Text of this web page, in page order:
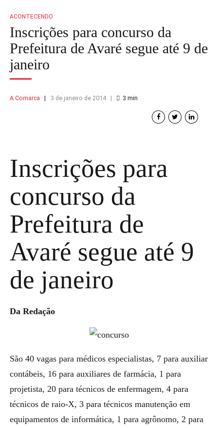
ACONTECENDO
Inscrições para concurso da
Prefeitura de Avaré segue até 9 de
janeiro
A Comarca 3 de janeiro de 2014 3 min
Inscrições para
concurso da
Prefeitura de
Avaré segue até 9
de janeiro
Da Redação
São 40 vagas para médicos especialistas, 7 para auxiliar
contábeis, 16 para auxiliares de farmácia, 1 para
projetista, 20 para técnicos de enfermagem, 4 para
técnicos de raio-X, 3 para técnicos manutenção em
equipamentos de informática, 1 para agrônomo, 2 para